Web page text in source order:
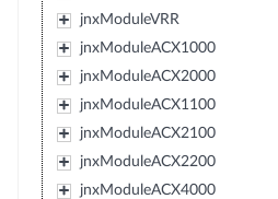
jnxModuleVRR
jnxModuleACX1000
jnxModuleACX2000
jnxModuleACX1100
jnxModuleACX2100
jnxModuleACX2200
jnxModuleACX4000